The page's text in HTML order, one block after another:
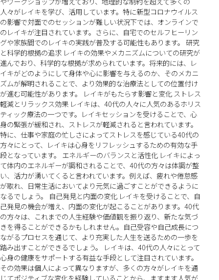
人々がレイキを学び、活用しています。特に新型コロナウイルス
の影響で対面でのセッションが難しい状況下では、オンラインで
のレイキが注目されています。さらに、自宅でのセルフヒーリン
グや家族間でのレイキの実践が普及する可能性もあります。 研究
と科学的根拠の追求 レイキの効果やメカニズムについての研究が
進んでおり、科学的な根拠が求められています。将来的には、レ
イキがどのようにして身体や心に影響を与えるのか、そのメカニ
ズムが解明されることで、より効果的な治療法としての位置付け
が進む可能性があります。 レイキがもたらす影響と変化 ストレス
軽減とリラックス効果 レイキは、40代の人々に人気のあるホリス
ティック療法の一つです。レイキセッションを受けることで、心
身の緊張が緩和され、ストレスが軽減されると言われています。
特に、仕事や家庭の忙しさによってストレスを感じている40代の
方々にとって、レイキは心身をリフレッシュするための有効な手
段となっています。 エネルギーのバランスと活性化 レイキによっ
て体内のエネルギーが調和されることで、40代の方々は体調が整
い、活力が湧いてくると言われています。例えば、疲れや倦怠感
が取れ、日常生活においてより元気に過ごすことができるように
なるでしょう。 自己発見と内面の変化 レイキを受けることで、自
己発見の機会が増え、内面の変化が起こることがあります。40代
の方々は、これまでの人生経験や価値観を振り返り、新たな気づ
きを得ることができるかもしれません。自己受容や自己成長につ
ながるプロセスを通じて、より充実した人生を送るための一歩を
踏み出すことができるでしょう。 レイキは、40代の人々にとって
心身の健康をサポートする有益な手段として注目されています。
その効果は個人によって異なりますが、多くの方々がレイキを通
じてポジティブな変化を経験していることから、ますます人気が